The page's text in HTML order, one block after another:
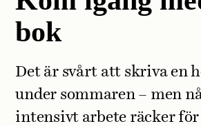
bok
Det är svårt att skriva en
under sommaren – men
intensivt arbete räcker för